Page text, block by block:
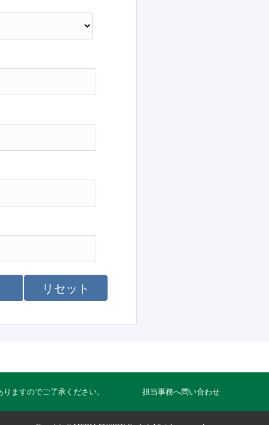
リセット
ますのでご了承ください。 担当事務へ問い合わせ